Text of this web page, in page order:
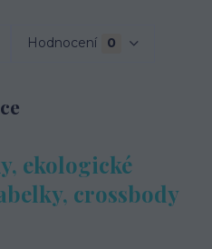
Hodnocení 0
ekologické
crossbody